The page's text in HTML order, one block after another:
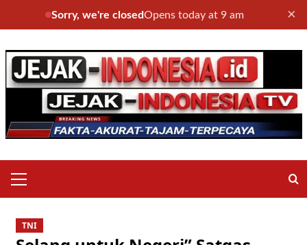
Sorry, we're closedOpens today at 9 am ×
to
content
Menu
TNI